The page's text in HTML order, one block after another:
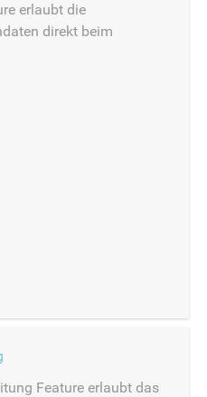
erlaubt die
direkt beim
Feature erlaubt das